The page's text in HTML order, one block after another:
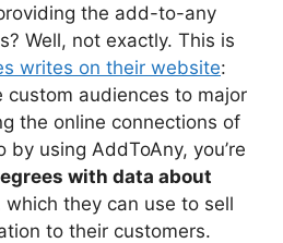
the add-to-any
Well, not exactly. This is
writes on their website:
custom audiences to major
the online connections of
by using AddToAny, you’re
with data about
which they can use to sell
to their customers.